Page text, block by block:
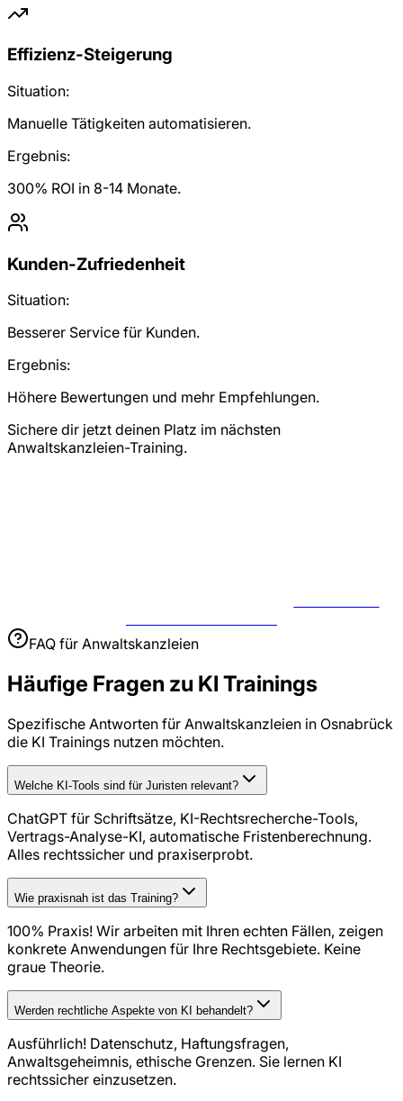
Effizienz-Steigerung
Situation:
Manuelle Tätigkeiten automatisieren.
Ergebnis:
300% ROI in 8-14 Monate.
Kunden-Zufriedenheit
Situation:
Besserer Service für Kunden.
Ergebnis:
Höhere Bewertungen und mehr Empfehlungen.
Sichere dir jetzt deinen Platz im nächsten
Anwaltskanzleien-Training.
FAQ für Anwaltskanzleien
Häufige Fragen zu KI Trainings
Spezifische Antworten für Anwaltskanzleien in Osnabrück
die KI Trainings nutzen möchten.
Welche KI-Tools sind für Juristen relevant?
ChatGPT für Schriftsätze, KI-Rechtsrecherche-Tools,
Vertrags-Analyse-KI, automatische Fristenberechnung.
Alles rechtssicher und praxiserprobt.
Wie praxisnah ist das Training?
100% Praxis! Wir arbeiten mit Ihren echten Fällen, zeigen
konkrete Anwendungen für Ihre Rechtsgebiete. Keine
graue Theorie.
Werden rechtliche Aspekte von KI behandelt?
Ausführlich! Datenschutz, Haftungsfragen,
Anwaltsgeheimnis, ethische Grenzen. Sie lernen KI
rechtssicher einzusetzen.